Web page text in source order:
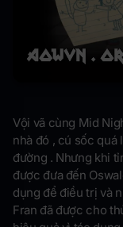
Vội vã cùng Mid
nhà đó , cú sốc quá
đường . Nhưng khi
được đưa đến
dụng để điều trị và
Fran đã được cho